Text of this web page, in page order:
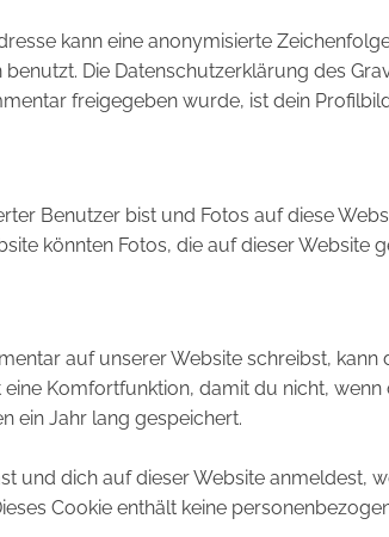
kann eine anonymisierte
benutzt. Die Datenschutzerklärung des
freigegeben wurde, ist dein
Benutzer bist und Fotos auf diese
könnten Fotos, die auf dieser
auf unserer Website schreibst,
eine Komfortfunktion, damit du nicht,
ein Jahr lang gespeichert.
und dich auf dieser Website
Cookie enthält keine